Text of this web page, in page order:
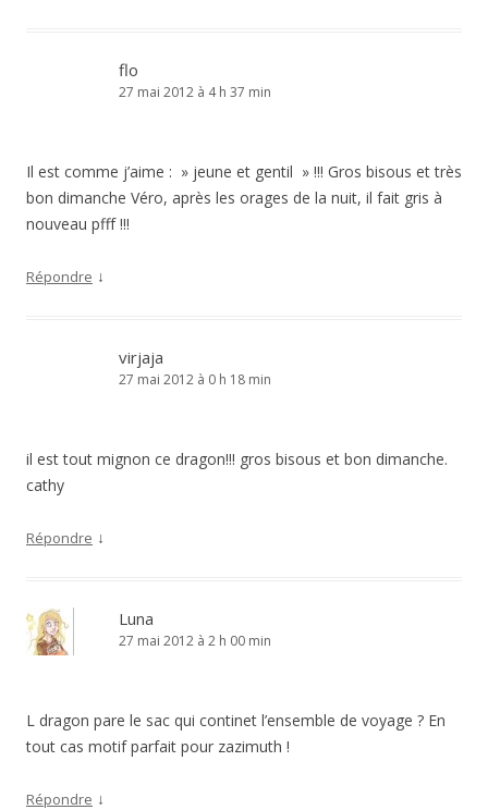
flo
27 mai 2012 à 4 h 37 min
Il est comme j’aime : » jeune et gentil » !!! Gros bisous et très
bon dimanche Véro, après les orages de la nuit, il fait gris à
nouveau pfff !!!
Répondre ↓
virjaja
27 mai 2012 à 0 h 18 min
il est tout mignon ce dragon!!! gros bisous et bon dimanche.
cathy
Répondre ↓
Luna
27 mai 2012 à 2 h 00 min
L dragon pare le sac qui continet l’ensemble de voyage ? En
tout cas motif parfait pour zazimuth !
Répondre ↓